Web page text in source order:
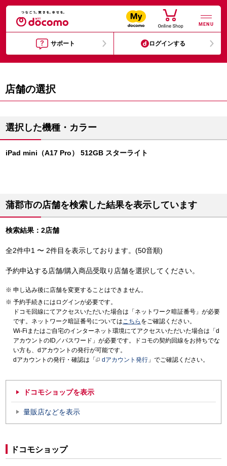
MENU
サポート ログインする
店舗の選択
選択した機種・カラー
iPad mini（A17 Pro） 512GB スターライト
蒲郡市の店舗を検索した結果を表示しています
検索結果：2店舗
全2件中1 〜 2件目を表示しております。(50音順)
予約申込する店舗/購入商品受取り店舗を選択してください。
申し込み後に店舗を変更することはできません。
予約手続きにはログインが必要です。
ドコモ回線にてアクセスいただいた場合は「ネットワーク暗証番号」が必要
です。ネットワーク暗証番号についてはこちら をご確認ください。
Wi-Fiまたはご自宅のインターネット環境にてアクセスいただいた場合は「d
アカウントのID／パスワード」が必要です。ドコモの契約回線をお持ちでな
い方も、dアカウントの発行が可能です。
dアカウントの発行・確認は「
dアカウント発行 」でご確認ください。
ドコモショップを表示
量販店などを表示
ドコモショップ